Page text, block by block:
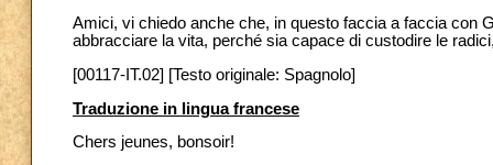
Amici, vi chiedo anche che, in questo faccia a faccia con
abbracciare la vita, perché sia capace di custodire le
[00117-IT.02] [Testo originale: Spagnolo]
Traduzione in lingua francese
Chers jeunes, bonsoir!